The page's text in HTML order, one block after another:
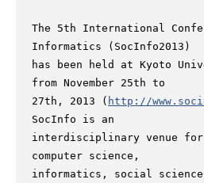
The 5th International
Informatics (SocInfo2013)
has been held at Kyoto
from November 25th to
27th, 2013 ( http://
SocInfo is an
interdisciplinary venue for
computer science,
informatics, social